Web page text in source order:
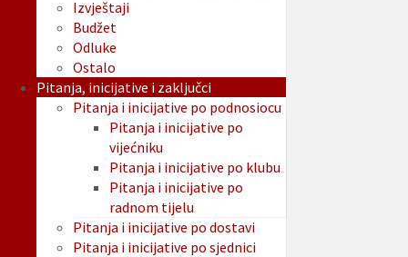
Izvještaji
Budžet
Odluke
Ostalo
Pitanja, inicijative i zaključci
Pitanja i inicijative po podnosiocu
Pitanja i inicijative po
vijećniku
Pitanja i inicijative po klubu
Pitanja i inicijative po
radnom tijelu
Pitanja i inicijative po dostavi
Pitanja i inicijative po sjednici